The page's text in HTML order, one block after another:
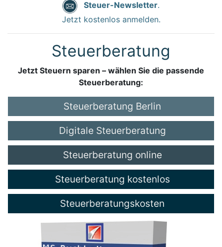
Steuer-Newsletter.
Jetzt kostenlos anmelden.
Steuerberatung
Jetzt Steuern sparen – wählen Sie die passende
Steuerberatung:
Steuerberatung Berlin
Digitale Steuerberatung
Steuerberatung online
Steuerberatung kostenlos
Steuerberatungskosten